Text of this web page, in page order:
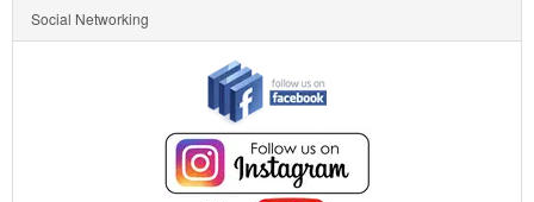
Social Networking